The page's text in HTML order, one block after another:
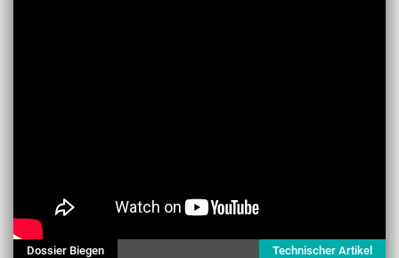
Dossier Biegen Technischer Artikel